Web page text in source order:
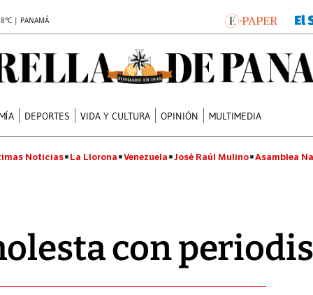
| PANAMÁ
DEPORTES VIDA Y CULTURA OPINIÓN MULTIMEDIA
Noticias La Llorona Venezuela José Raúl Mulino Asamblea
con